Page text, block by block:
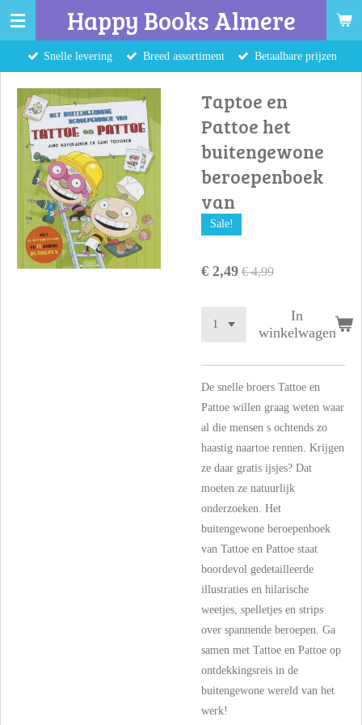
Ga
naar
hoofdinhoud
Happy Books Almere
Snelle levering Breed assortiment Betaalbare prijzen
Taptoe en
Pattoe het
buitengewone
beroepenboek
van
Sale!
€ 2,49 € 4,99
In
winkelwagen
De snelle broers Tattoe en
Pattoe willen graag weten waar
al die mensen s ochtends zo
haastig naartoe rennen. Krijgen
ze daar gratis ijsjes? Dat
moeten ze natuurlijk
onderzoeken. Het
buitengewone beroepenboek
van Tattoe en Pattoe staat
boordevol gedetailleerde
illustraties en hilarische
weetjes, spelletjes en strips
over spannende beroepen. Ga
samen met Tattoe en Pattoe op
ontdekkingsreis in de
buitengewone wereld van het
werk!